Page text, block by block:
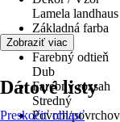
Lamela landhaus
Základná farba
Drevo
Farebný odtieň
Dub
Farebný rozsah
Stredný
Povrch/
Zobraziť viac
Dátové listy
Preskočiť oblasť